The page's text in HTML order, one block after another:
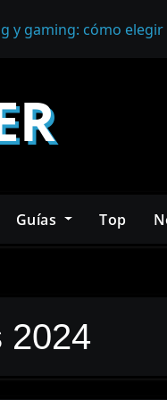
y gaming: cómo
Guías Top
2024